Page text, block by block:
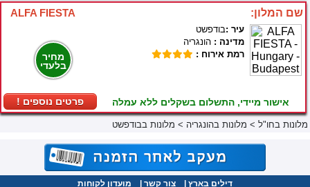
ALFA FIESTA שם המלון:
מחיר
בלעדי
! פרטים נוספים
עיר :בודפשט
מדינה : הונגריה
רמת אירוח :
אישור מיידי, התשלום בשקלים ללא עמלה
מלונות בחו"ל > מלונות בהונגריה > מלונות בבודפשט
דילים בארץ צור קשר מועדון לקוחות